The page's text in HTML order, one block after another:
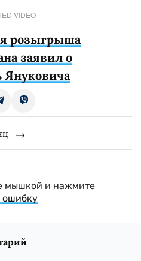
VIDEO
розыгрыша
заявил о
Януковича
мышкой и нажмите
ошибку